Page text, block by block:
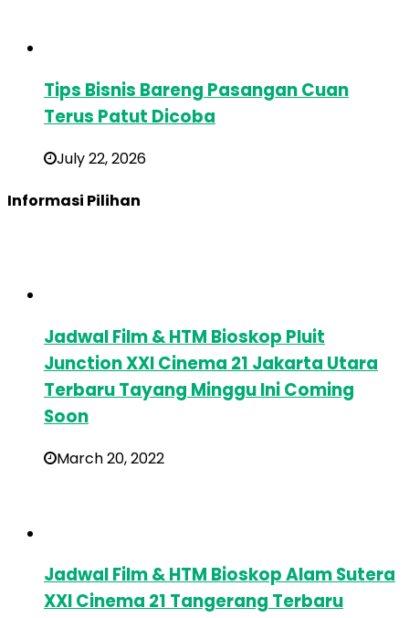
Tips Bisnis Bareng Pasangan Cuan
Terus Patut Dicoba
July 22, 2026
Informasi Pilihan
Jadwal Film & HTM Bioskop Pluit
Junction XXI Cinema 21 Jakarta Utara
Terbaru Tayang Minggu Ini Coming
Soon
March 20, 2022
Jadwal Film & HTM Bioskop Alam Sutera
XXI Cinema 21 Tangerang Terbaru